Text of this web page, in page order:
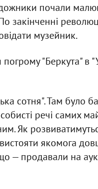
почали
закінченні
музейник.
погрому "Беркута" в
сотня". Там було
речі самих
Як
якомога
— продавали на